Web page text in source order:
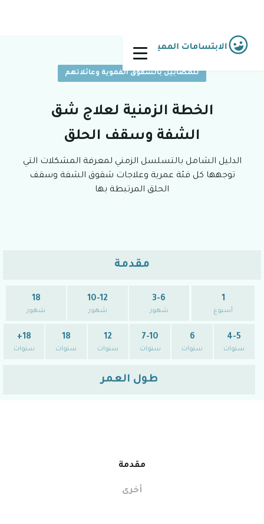
للمصابين بالشقوق الفموية وعائلاتهم
الخطة الزمنية لعلاج شق
الشفة وسقف الحلق
الدليل الشامل بالتسلسل الزمني لمعرفة المشكلات التي
توجهها كل فئة عمرية وعلاجات شقوق الشفة وسقف
الحلق المرتبطة بها
مقدمة
1
أسبوع
3-6
شهور
10-12
شهور
18
شهور
4-5
سنوات
6
سنوات
7-10
سنوات
12
سنوات
18
سنوات
18+
سنوات
طول العمر
مقدمة
أخرى